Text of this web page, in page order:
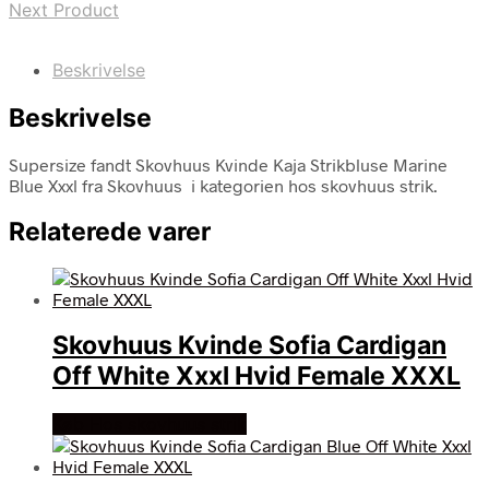
Next Product
Beskrivelse
Beskrivelse
Supersize fandt Skovhuus Kvinde Kaja Strikbluse Marine
Blue Xxxl fra Skovhuus i kategorien hos skovhuus strik.
Relaterede varer
Skovhuus Kvinde Sofia Cardigan
Off White Xxxl Hvid Female XXXL